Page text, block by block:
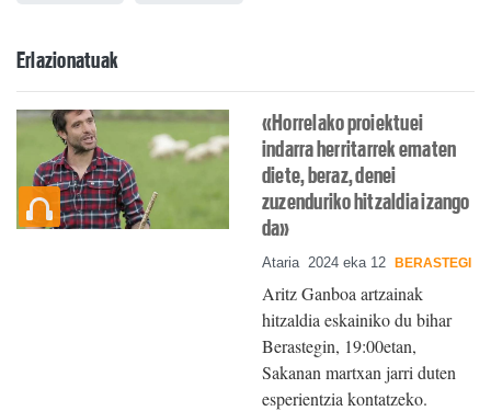
Erlazionatuak
«Horrelako proiektuei
indarra herritarrek ematen
diete, beraz, denei
zuzenduriko hitzaldia izango
da»
Ataria 2024 eka 12 BERASTEGI
Aritz Ganboa artzainak
hitzaldia eskainiko du bihar
Berastegin, 19:00etan,
Sakanan martxan jarri duten
esperientzia kontatzeko.